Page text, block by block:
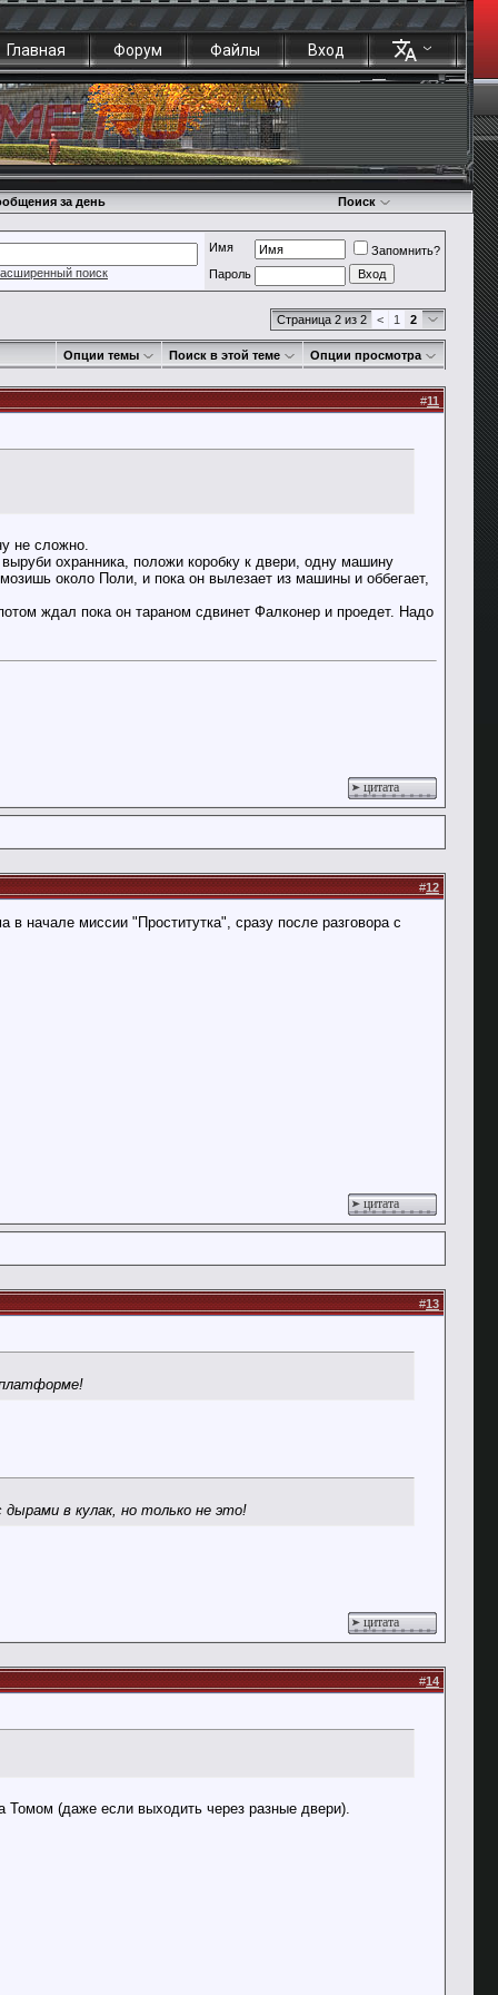
Главная Форум Файлы Вход
за день Поиск
поиск
Имя
Запомнить?
Пароль
Страница 2 из 2 < 1 2
Опции темы Поиск в этой теме Опции просмотра
#11
не сложно.
охранника, положи коробку к двери, одну машину
около Поли, и пока он вылезает из машины и оббегает,
ждал пока он тараном сдвинет Фалконер и проедет. Надо
цитата
#12
начале миссии "Проститутка", сразу после разговора с
цитата
#13
в кулак, но только не это!
цитата
#14
Томом (даже если выходить через разные двери).